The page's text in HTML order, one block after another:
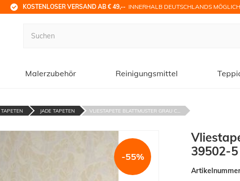
KOSTENLOSER VERSAND AB € 49,-- INNERHALB DEUTSCHLANDS MÖGLICH
Malerzubehör Reinigungsmittel
JADE TAPETEN VLIESTAPETE BLATTMUSTER GRAU C...
-55%
39502-5